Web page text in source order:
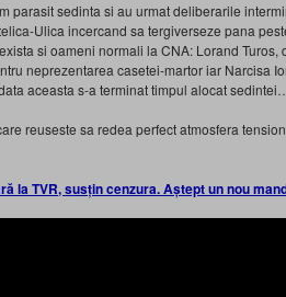
parasit sedinta si au urmat deliberarile
Ulica incercand sa tergiverseze pana
si oameni normali la CNA: Lorand Turos,
neprezentarea casetei-martor iar Narcisa
aceasta s-a terminat timpul alocat
reuseste sa redea perfect atmosfera
la TVR, susțin cenzura. Aștept un nou